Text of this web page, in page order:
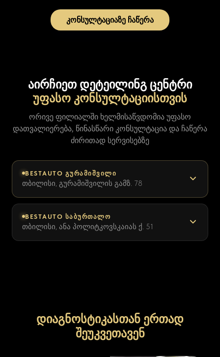
კონსულტაციაზე ჩაწერა
აირჩიეთ დეტეილინგ ცენტრი
უფასო კონსულტაციისთვის
ორივე ფილიალში ხელმისაწვდომია უფასო
დათვალიერება, წინასწარი კონსულტაცია და ჩაწერა
ძირითად სერვისებზე
BESTAUTO ᲒᲣᲠᲐᲛᲘᲨᲕᲘᲚᲘ
თბილისი, გურამიშვილის გამზ. 78
BESTAUTO ᲡᲐᲑᲣᲠᲗᲐᲚᲝ
თბილისი, ანა პოლიტკოვსკაიას ქ. 51
დიაგნოსტიკასთან ერთად
შეუკვეთავენ